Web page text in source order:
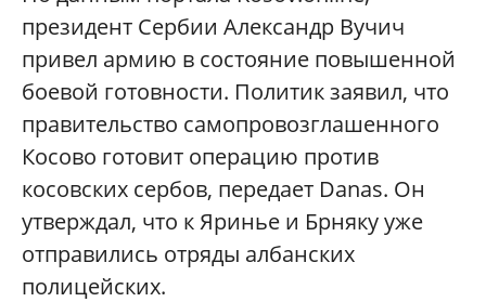
президент Сербии Александр Вучич
привел армию в состояние повышенной
боевой готовности. Политик заявил, что
правительство самопровозглашенного
Косово готовит операцию против
косовских сербов, передает Danas. Он
утверждал, что к Яринье и Брняку уже
отправились отряды албанских
полицейских.